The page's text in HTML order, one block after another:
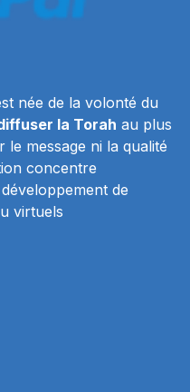
née de la volonté du
la Torah au plus
message ni la qualité
concentre
de
virtuels